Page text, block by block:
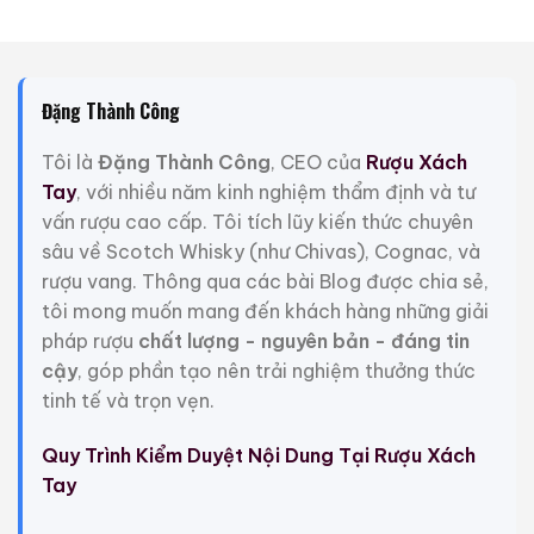
Giới Thiệu Một Số Mẫu Rượu Whisky
Đặng Thành Công
Tôi là Đặng Thành Công, CEO của Rượu Xách
Tay, với nhiều năm kinh nghiệm thẩm định và tư
vấn rượu cao cấp. Tôi tích lũy kiến thức chuyên
sâu về Scotch Whisky (như Chivas), Cognac, và
rượu vang. Thông qua các bài Blog được chia sẻ,
tôi mong muốn mang đến khách hàng những giải
pháp rượu chất lượng - nguyên bản - đáng tin
cậy, góp phần tạo nên trải nghiệm thưởng thức
tinh tế và trọn vẹn.
Quy Trình Kiểm Duyệt Nội Dung Tại Rượu Xách
Tay